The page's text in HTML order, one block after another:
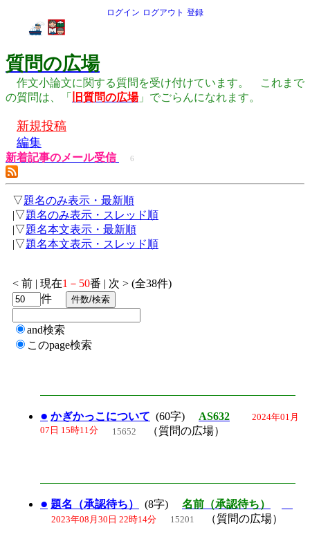
ログイン ログアウト 登録
質問の広場
作文小論文に関する質問を受け付けています。 これまで
の質問は、「
旧質問の広場」でごらんになれます。
新規投稿
編集
新着記事のメール受信 6
▽題名のみ表示・最新順
|▽題名のみ表示・スレッド順
|▽題名本文表示・最新順
|▽題名本文表示・スレッド順
< 前 | 現在1－50番 | 次 > (全38件)
件
and検索
このpage検索
● かぎかっこについて (60字) AS632 2024年01月
07日 15時11分 15652 （質問の広場）
● 題名（承認待ち） (8字) 名前（承認待ち）
2023年08月30日 22時14分 15201 （質問の広場）